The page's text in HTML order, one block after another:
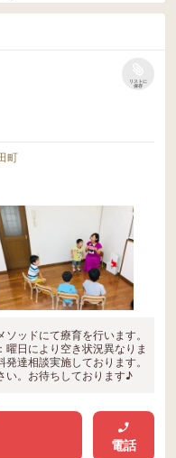
リストに
保存
町
ッドにて療育を行います。
日により空き状況異なりま
達相談実施しております。
い。お待ちしております♪
電話